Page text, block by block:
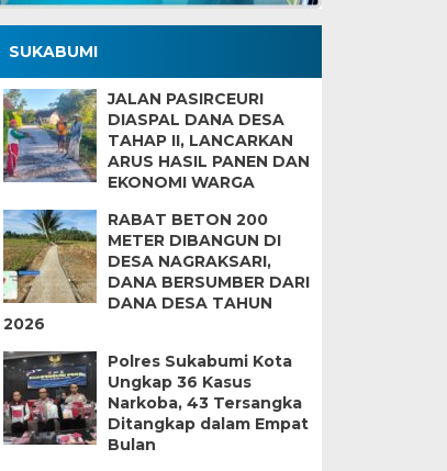
SUKABUMI
JALAN PASIRCEURI
DIASPAL DANA DESA
TAHAP II, LANCARKAN
ARUS HASIL PANEN DAN
EKONOMI WARGA
RABAT BETON 200
METER DIBANGUN DI
DESA NAGRAKSARI,
DANA BERSUMBER DARI
DANA DESA TAHUN
2026
Polres Sukabumi Kota
Ungkap 36 Kasus
Narkoba, 43 Tersangka
Ditangkap dalam Empat
Bulan